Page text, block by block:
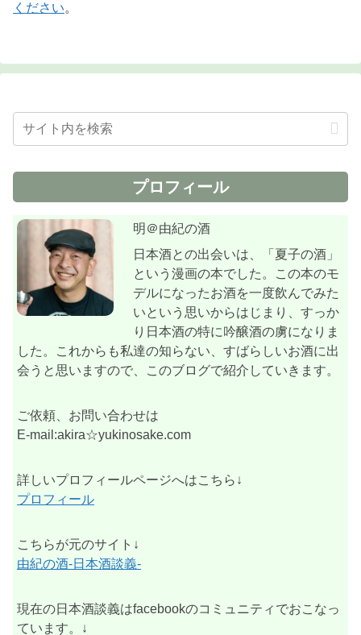
ください。
プロフィール
明＠由紀の酒
日本酒との出会いは、「夏子の酒」
という漫画の本でした。この本のモ
デルになったお酒を一度飲んでみた
いという思いからはじまり、すっか
り日本酒の特に吟醸酒の虜になりま
した。これからも私達の知らない、すばらしいお酒に出
会うと思いますので、このブログで紹介していきます。
ご依頼、お問い合わせは
E-mail:akira☆yukinosake.com
詳しいプロフィールページへはこちら↓
プロフィール
こちらが元のサイト↓
由紀の酒-日本酒談義-
現在の日本酒談義はfacebookのコミュニティでおこなっ
ています。↓